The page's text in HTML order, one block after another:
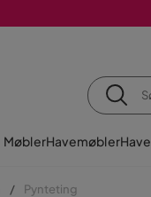
MøblerHavemøblerHave
Pynteting